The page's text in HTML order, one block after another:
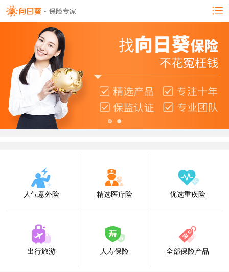
人气意外险 精选医疗险 优选重疾险
出行旅游 人寿保险 全部保险产品